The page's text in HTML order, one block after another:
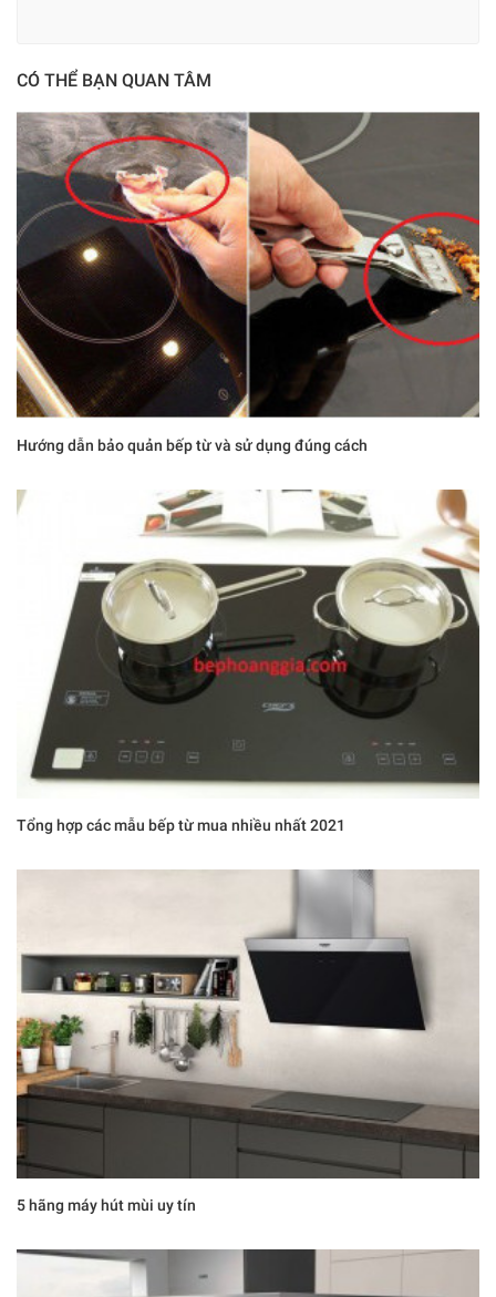
CÓ THỂ BẠN QUAN TÂM
Hướng dẫn bảo quản bếp từ và sử dụng đúng cách
Tổng hợp các mẫu bếp từ mua nhiều nhất 2021
5 hãng máy hút mùi uy tín